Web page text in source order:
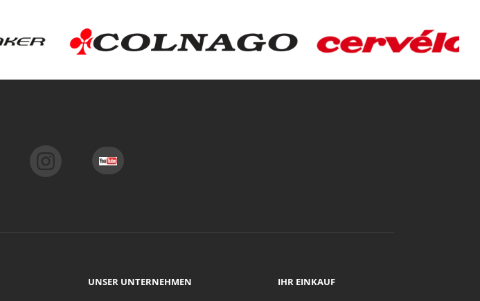
UNSER UNTERNEHMEN IHR EINKAUF